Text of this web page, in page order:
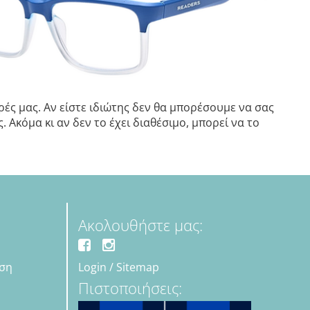
μας. Αν είστε ιδιώτης δεν θα μπορέσουμε να σας
κι αν δεν το έχει διαθέσιμο, μπορεί να το
Ακολουθήστε μας:
Login / Sitemap
Πιστοποιήσεις: